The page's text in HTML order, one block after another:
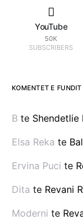
YouTube
50K
SUBSCRIBERS
KOMENTET E FUNDIT
B te Shendetlie
Elsa Reka te
Ervina Puci te
Dita te Revani
Moderni te